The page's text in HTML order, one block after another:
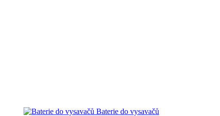
Baterie do vysavačů